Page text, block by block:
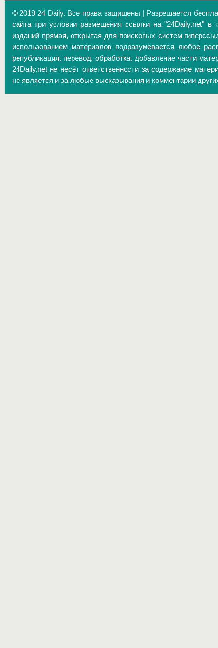
© 2019 24 Daily. Все права защищены | Разрешается
сайта при условии размещения ссылки на "24Daily.net" в
изданий прямая, открытая для поисковых систем
использованием материалов подразумевается любое
републикация, перевод, обработка, добавление части
24Daily.net не несёт ответственности за содержание
не является и за любые высказывания и комментарии